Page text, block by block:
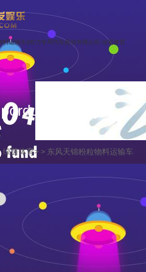
料运输车||程力专用汽车股份有限公司-绿茵体育
porduct display
绿茵体育> > 东风天锦粉粒物料运输车